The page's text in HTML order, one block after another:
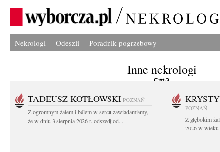
Nekrologi Odeszli Poradnik pogrzebowy
Inne nekrologi
TADEUSZ KOTŁOWSKI POZNAŃ
Z ogromnym żalem i bólem w sercu zawiadamiamy,
że w dniu 3 sierpnia 2026 r. odszedł od...
POZNAŃ
Z głębokim
2026 w wieku